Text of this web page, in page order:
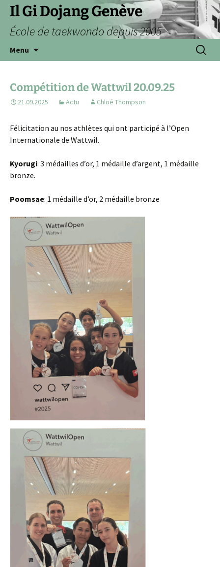
Aller
contenu
Il Gi Dojang Genève
École de taekwondo depuis 2005
Menu
Compétition de Wattwil 20.09.25
21.09.2025 Actu Chloé Thompson
Félicitation au nos athlètes qui ont participé à l’Open
Internationale de Wattwil.
Kyorugi: 3 médailles d’or, 1 médaille d’argent, 1 médaille
bronze.
Poomsae: 1 médaille d’or, 2 médaille bronze